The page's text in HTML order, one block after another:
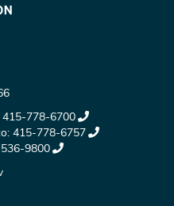
415-778-6700
415-778-6757
9800